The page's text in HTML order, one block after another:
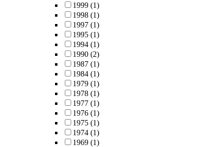
1999 (1)
1998 (1)
1997 (1)
1995 (1)
1994 (1)
1990 (2)
1987 (1)
1984 (1)
1979 (1)
1978 (1)
1977 (1)
1976 (1)
1975 (1)
1974 (1)
1969 (1)